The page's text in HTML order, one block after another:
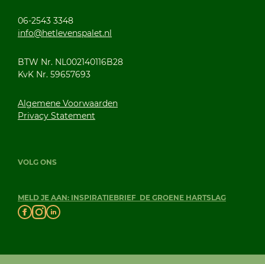
06-2543 3348
info@hetlevenspalet.nl
BTW Nr. NL002140116B28
KvK Nr. 59657693
Algemene Voorwaarden
Privacy Statement
VOLG ONS
MELD JE AAN: INSPIRATIEBRIEF DE GROENE HARTSLAG